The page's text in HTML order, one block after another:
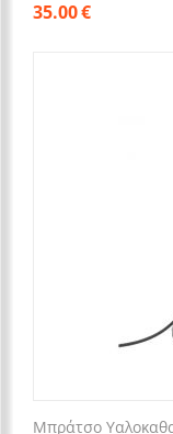
35.00€
Μπράτσο